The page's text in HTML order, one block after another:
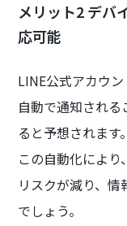
メリット2 デバ
応可能
LINE公式アカウ
自動で通知され
ると予想されます。
この自動化によ
リスクが減り、
でしょう。